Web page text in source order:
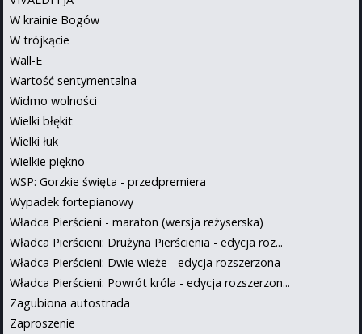
W krainie Bogów
W trójkącie
Wall-E
Wartość sentymentalna
Widmo wolności
Wielki błękit
Wielki łuk
Wielkie piękno
WSP: Gorzkie święta - przedpremiera
Wypadek fortepianowy
Władca Pierścieni - maraton (wersja reżyserska)
Władca Pierścieni: Drużyna Pierścienia - edycja roz...
Władca Pierścieni: Dwie wieże - edycja rozszerzona
Władca Pierścieni: Powrót króla - edycja rozszerzon...
Zagubiona autostrada
Zaproszenie